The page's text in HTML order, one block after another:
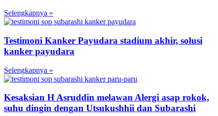
Selengkapnya »
Testimoni Kanker Payudara stadium akhir, solusi
kanker payudara
Selengkapnya »
Kesaksian H Asruddin melawan Alergi asap rokok,
suhu dingin dengan Utsukushhii dan Subarashi